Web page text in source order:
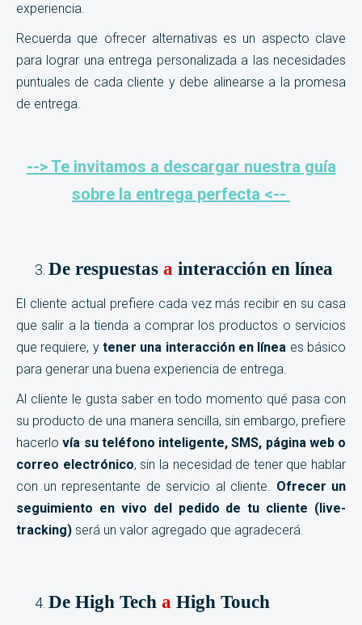
experiencia.
Recuerda que ofrecer alternativas es un aspecto clave
para lograr una entrega personalizada a las necesidades
puntuales de cada cliente y debe alinearse a la promesa
de entrega.
--> Te invitamos a descargar nuestra guía
sobre la entrega perfecta <--
De respuestas a interacción en línea
El cliente actual prefiere cada vez más recibir en su casa
que salir a la tienda a comprar los productos o servicios
que requiere, y tener una interacción en línea es básico
para generar una buena experiencia de entrega.
Al cliente le gusta saber en todo momento qué pasa con
su producto de una manera sencilla, sin embargo, prefiere
hacerlovía su teléfono inteligente, SMS, página web o
correo electrónico, sin la necesidad de tener que hablar
con un representante de servicio al cliente. Ofrecer un
seguimiento en vivo del pedido de tu cliente (live-
tracking) será un valor agregado que agradecerá.
De High Tech a High Touch